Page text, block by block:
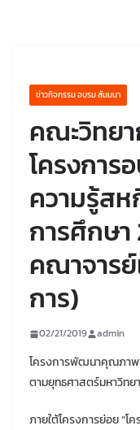
ข่าวกิจกรรม อบรม สัมมนา
คณะวิทย
โครงการ
ความรู้สห
การศึกษา
คณาจาร
การ)
02/21/2019 admin
โครงการพัฒนาคุณภา
ตามยุทธศาสตร์มหาวิท
ภายใต้โครงการย่อย “